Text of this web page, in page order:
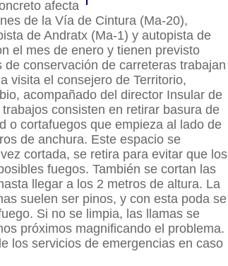
afecta
de la Vía de Cintura (Ma-20),
de Andratx (Ma-1) y autopista de
el mes de enero y tienen previsto
conservación de carreteras trabajan
visita el consejero de Territorio,
acompañado del director Insular de
consisten en retirar basura de
o cortafuegos que empieza al lado de
de anchura. Este espacio se
cortada, se retira para evitar que los
fuegos. También se cortan las
llegar a los 2 metros de altura. La
suelen ser pinos, y con esta poda se
Si no se limpia, las llamas se
próximos magnificando el problema.
los servicios de emergencias en caso